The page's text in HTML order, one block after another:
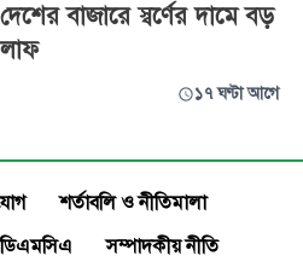
দেশের বাজারে স্বর্ণের দামে বড়
লাফ
১৭ ঘণ্টা আগে
শর্তাবলি ও নীতিমালা
ডিএমসিএ সম্পাদকীয় নীতি